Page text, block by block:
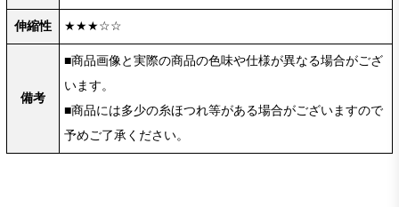
伸縮性 ★★★☆☆
備考
■商品画像と実際の商品の色味や仕様が異なる場合がござ
います。
■商品には多少の糸ほつれ等がある場合がございますので
予めご了承ください。